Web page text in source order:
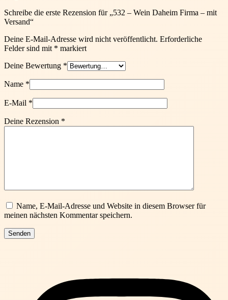
Schreibe die erste Rezension für „532 – Wein Daheim Firma – mit
Versand“
Deine E-Mail-Adresse wird nicht veröffentlicht. Erforderliche
Felder sind mit * markiert
Deine Bewertung *
Name *
E-Mail *
Deine Rezension *
Name, E-Mail-Adresse und Website in diesem Browser für
meinen nächsten Kommentar speichern.
Senden